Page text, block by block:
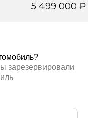
5 499 000 ₽
зарезервировали